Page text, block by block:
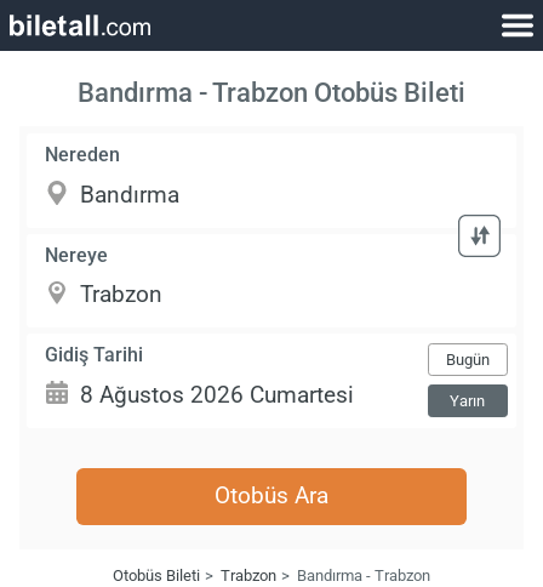
Bandırma - Trabzon Otobüs Bileti
Nereden
Nereye
Gidiş Tarihi Bugün
Yarın
Otobüs Ara
Otobüs Bileti Trabzon Bandırma - Trabzon